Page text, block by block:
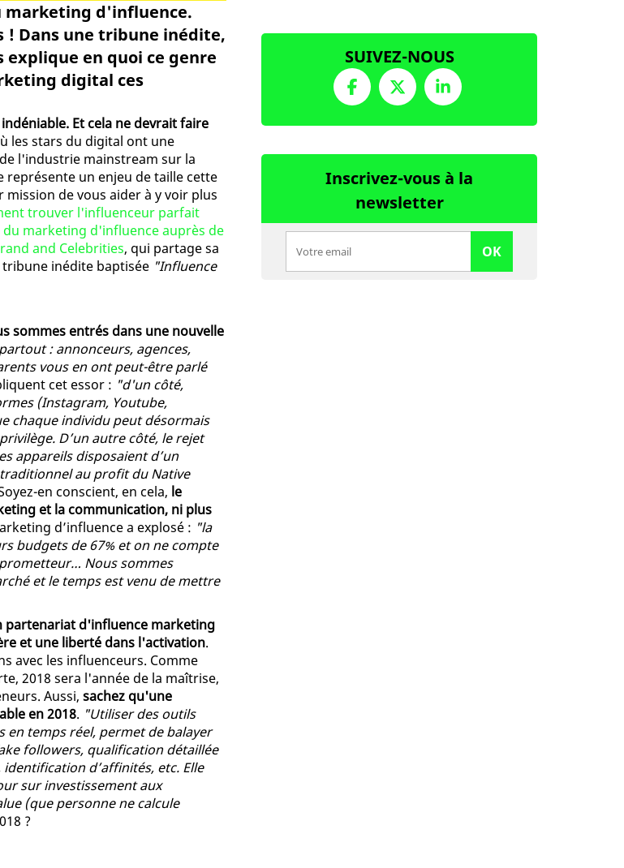
marketing d'influence.
! Dans une tribune inédite,
explique en quoi ce genre
digital ces
Et cela ne devrait faire
les stars du digital ont une
l'industrie mainstream sur la
un enjeu de taille cette
de vous aider à y voir plus
trouver l'influenceur parfait
du marketing d'influence auprès de
and Celebrities, qui partage sa
inédite baptisée "Influence
sommes entrés dans une nouvelle
: annonceurs, agences,
vous en ont peut-être parlé
cet essor : "d'un côté,
(Instagram, Youtube,
chaque individu peut désormais
D’un autre côté, le rejet
appareils disposaient d’un
au profit du Native
en conscient, en cela, le
et la communication, ni plus
d’influence a explosé : "la
budgets de 67% et on ne compte
Nous sommes
et le temps est venu de mettre
d'influence marketing
et une liberté dans l'activation.
avec les influenceurs. Comme
2018 sera l'année de la maîtrise,
Aussi, sachez qu'une
en 2018. "Utiliser des outils
en temps réel, permet de balayer
followers, qualification détaillée
d’affinités, etc. Elle
sur investissement aux
(que personne ne calcule
?
SUIVEZ-NOUS
Inscrivez-vous à la
newsletter
OK